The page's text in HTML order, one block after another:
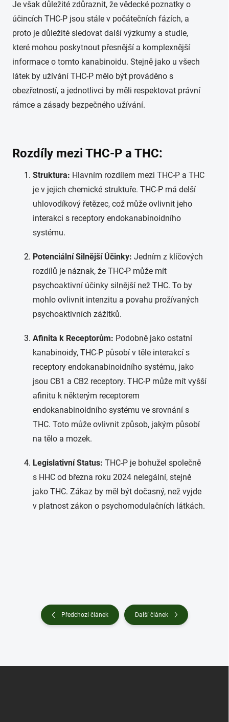
Je však důležité zdůraznit, že vědecké poznatky o
účincích THC-P jsou stále v počátečních fázích, a
proto je důležité sledovat další výzkumy a studie,
které mohou poskytnout přesnější a komplexnější
informace o tomto kanabinoidu. Stejně jako u všech
látek by užívání THC-P mělo být prováděno s
obezřetností, a jednotlivci by měli respektovat právní
rámce a zásady bezpečného užívání.
Rozdíly mezi THC-P a THC:
Struktura: Hlavním rozdílem mezi THC-P a THC
je v jejich chemické struktuře. THC-P má delší
uhlovodíkový řetězec, což může ovlivnit jeho
interakci s receptory endokanabinoidního
systému.
Potenciální Silnější Účinky: Jedním z klíčových
rozdílů je náznak, že THC-P může mít
psychoaktivní účinky silnější než THC. To by
mohlo ovlivnit intenzitu a povahu prožívaných
psychoaktivních zážitků.
Afinita k Receptorům: Podobně jako ostatní
kanabinoidy, THC-P působí v těle interakcí s
receptory endokanabinoidního systému, jako
jsou CB1 a CB2 receptory. THC-P může mít vyšší
afinitu k některým receptorem
endokanabinoidního systému ve srovnání s
THC. Toto může ovlivnit způsob, jakým působí
na tělo a mozek.
Legislativní Status: THC-P je bohužel společně
s HHC od března roku 2024 nelegální, stejně
jako THC. Zákaz by měl být dočasný, než vyjde
v platnost zákon o psychomodulačních látkách.
Předchozí článek Další článek